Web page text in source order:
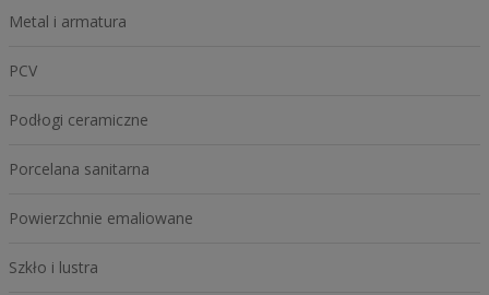
Metal i armatura
PCV
Podłogi ceramiczne
Porcelana sanitarna
Powierzchnie emaliowane
Szkło i lustra